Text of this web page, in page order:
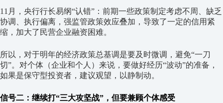
11月，央行行长易纲“认错”：前期一些政策制定考虑不周、缺乏
协调、执行偏离，强监管政策效应叠加，导致了一定的信用紧
缩，加大了民营企业融资困难。
所以，对于明年的经济政策总基调是要及时微调，避免“一刀
切”。对个体（企业和个人）来说，要做好经历“波动”的准备，
如果是保守型投资者，建议观望，以静制动。
信号二：继续打“三大攻坚战”，但要兼顾个体感受